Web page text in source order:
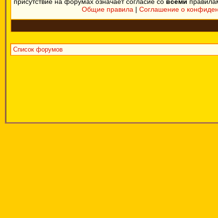
присутствие на форумах означает согласие со всеми
Общие правила
Соглашение о
Список форумов